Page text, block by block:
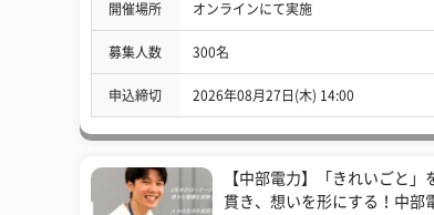
開催場所 オンラインにて実施
募集人数 300名
申込締切 2026年08月27日(木) 14:00
【中部電力】「きれいごと」
貫き、想いを形にする！中部